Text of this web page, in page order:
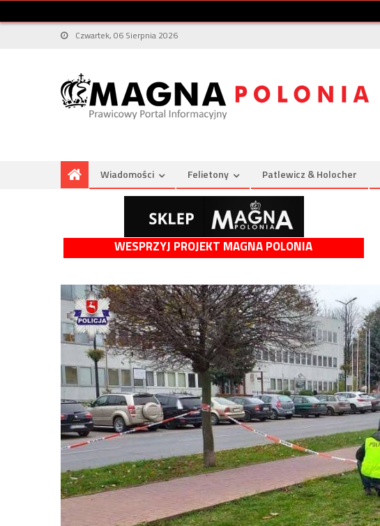
Czwartek, 06 Sierpnia 2026
Wiadomości Felietony Patlewicz & Holocher
WESPRZYJ PROJEKT MAGNA POLONIA